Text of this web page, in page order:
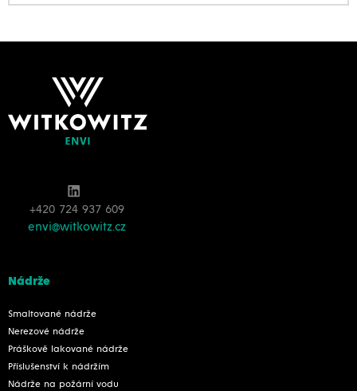
+420 724 937 609
envi@witkowitz.cz
Nádrže
Smaltované nádrže
Nerezové nádrže
Práškově lakované nádrže
Příslušenství k nádržím
Nádrže na požární vodu